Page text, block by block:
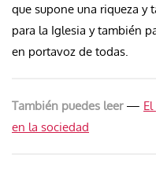
que supone una riqueza y
para la Iglesia y también
en portavoz de todas.
También puedes leer—
en la sociedad